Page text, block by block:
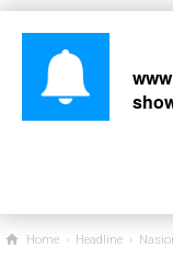
Home › Headline ›